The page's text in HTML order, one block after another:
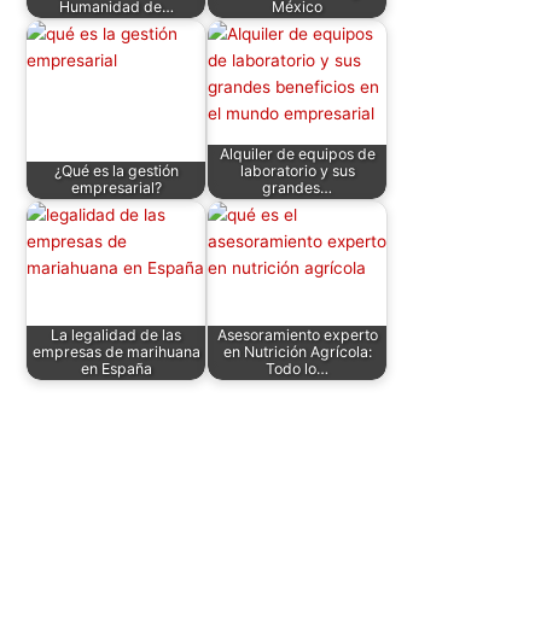
k
Humanidad de… México
¿Qué es la gestión
empresarial?
Alquiler de equipos de
laboratorio y sus
grandes…
La legalidad de las
empresas de marihuana
en España
Asesoramiento experto
en Nutrición Agrícola:
Todo lo…